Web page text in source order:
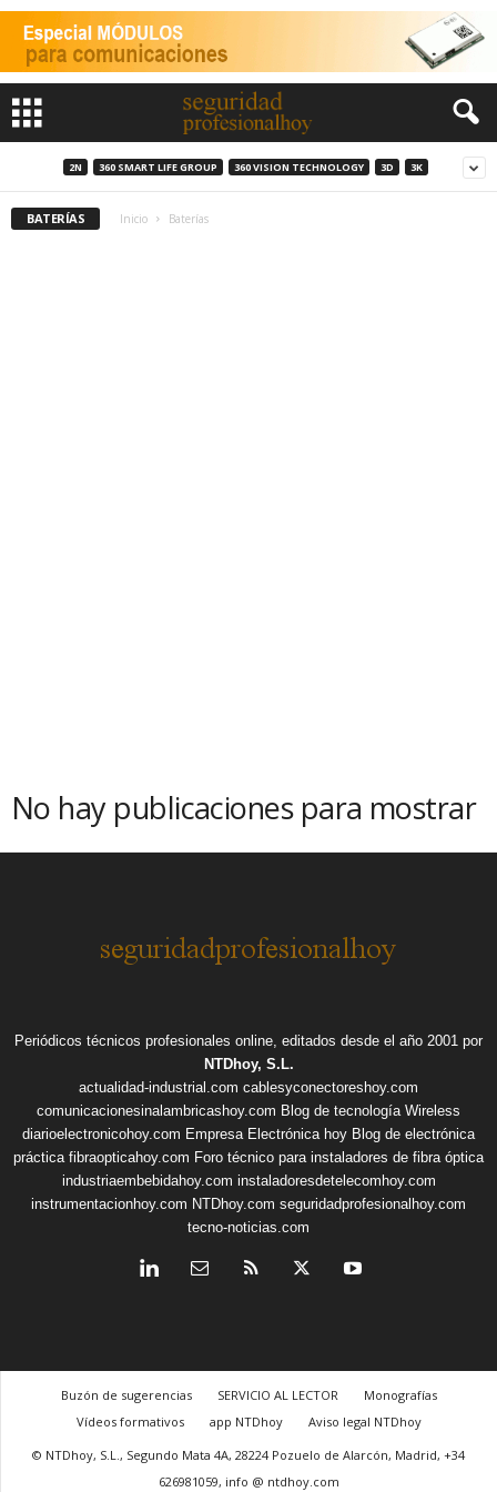
2N 360 SMART LIFE GROUP 360 VISION TECHNOLOGY 3D 3K
BATERÍAS Inicio Baterías
No hay publicaciones para mostrar
Periódicos técnicos profesionales online, editados desde el año 2001 por
NTDhoy, S.L.
actualidad-industrial.com cablesyconectoreshoy.com
comunicacionesinalambricashoy.com Blog de tecnología Wireless
diarioelectronicohoy.com Empresa Electrónica hoy Blog de electrónica
práctica fibraopticahoy.com Foro técnico para instaladores de fibra óptica
industriaembebidahoy.com instaladoresdetelecomhoy.com
instrumentacionhoy.com NTDhoy.com seguridadprofesionalhoy.com
tecno-noticias.com
Buzón de sugerencias SERVICIO AL LECTOR
Monografías
Vídeos formativos
app NTDhoy
Aviso legal NTDhoy
© NTDhoy, S.L., Segundo Mata 4A, 28224 Pozuelo de Alarcón, Madrid, +34
626981059, info @ ntdhoy.com